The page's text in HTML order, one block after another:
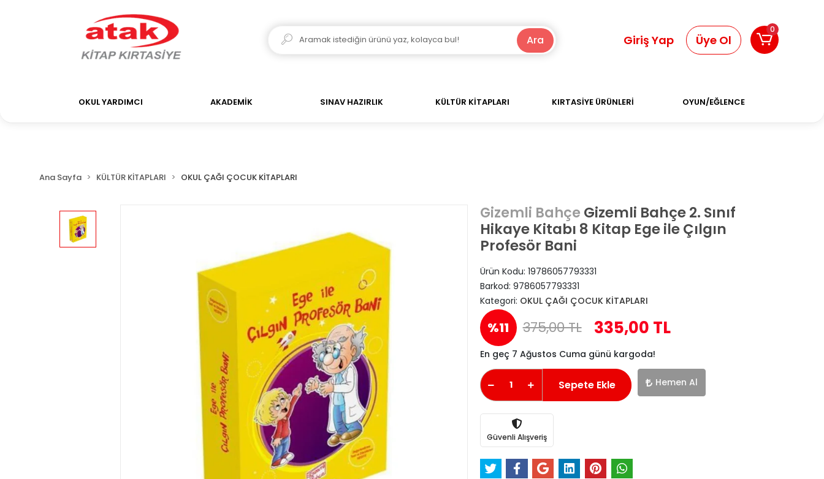
Ara Giriş Yap Üye Ol
0
OKUL YARDIMCI AKADEMİK SINAV HAZIRLIK KÜLTÜR KİTAPLARI KIRTASİYE ÜRÜNLERİ OYUN/EĞLENCE
Ana Sayfa KÜLTÜR KİTAPLARI OKUL ÇAĞI ÇOCUK KİTAPLARI
Gizemli Bahçe Gizemli Bahçe 2. Sınıf
Hikaye Kitabı 8 Kitap Ege ile Çılgın
Profesör Bani
Ürün Kodu: 19786057793331
Barkod: 9786057793331
Kategori: OKUL ÇAĞI ÇOCUK KİTAPLARI
%11 375,00 TL 335,00 TL
En geç 7 Ağustos Cuma günü kargoda!
Sepete Ekle Hemen Al
Güvenli Alışveriş